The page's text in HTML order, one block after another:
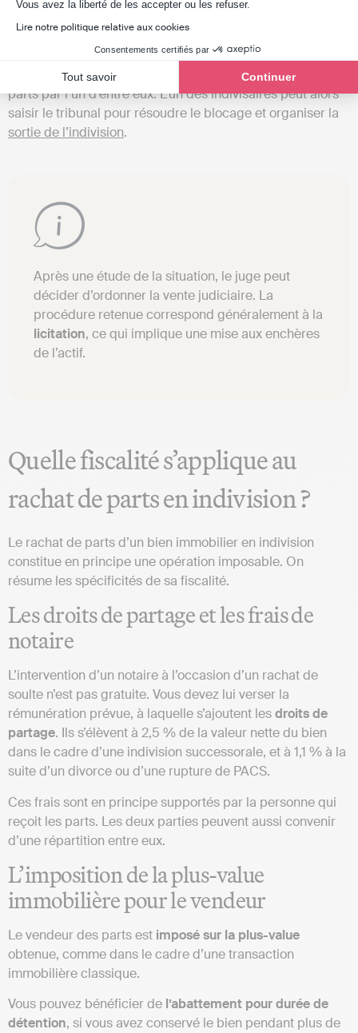
Vous avez la liberté de les accepter ou les refuser.
Lire notre politique relative aux cookies
Consentements certifiés par
Tout savoir Continuer
blocage
Parfois, les copropriétaires ont desdésaccords
empêchent de gérer le bien ou d’orchestrer un rachat des
parts par l’un d’entre eux. L’un des indivisaires peut alors
saisir le tribunal pour résoudre le blocage et organiser la
sortie de l’indivision.
Après une étude de la situation, le juge peut
décider d’ordonner la vente judiciaire. La
procédure retenue correspond généralement à la
licitation, ce qui implique une mise aux enchères
de l’actif.
Quelle fiscalité s’applique au
rachat de parts en indivision ?
Le rachat de parts d’un bien immobilier en indivision
constitue en principe une opération imposable. On
résume les spécificités de sa fiscalité.
Les droits de partage et les frais de
notaire
L’intervention d’un notaire à l’occasion d’un rachat de
soulte n’est pas gratuite. Vous devez lui verser la
rémunération prévue, à laquelle s’ajoutent lesdroits de
partage. Ils s’élèvent à 2,5 % de la valeur nette du bien
dans le cadre d’une indivision successorale, et à 1,1 % à la
suite d’un divorce ou d’une rupture de PACS.
Ces frais sont en principe supportés par la personne qui
reçoit les parts. Les deux parties peuvent aussi convenir
d’une répartition entre eux.
L’imposition de la plus-value
immobilière pour le vendeur
Le vendeur des parts est imposé sur la plus-value
obtenue, comme dans le cadre d’une transaction
immobilière classique.
Vous pouvez bénéficier de l’abattement pour durée de
détention, si vous avez conservé le bien pendant plus de